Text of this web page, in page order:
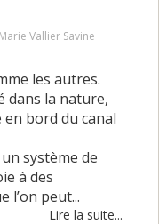
Marie Vallier Savine
les autres.
dans la nature,
bord du canal
système de
à des
l’on peut...
Lire la suite...